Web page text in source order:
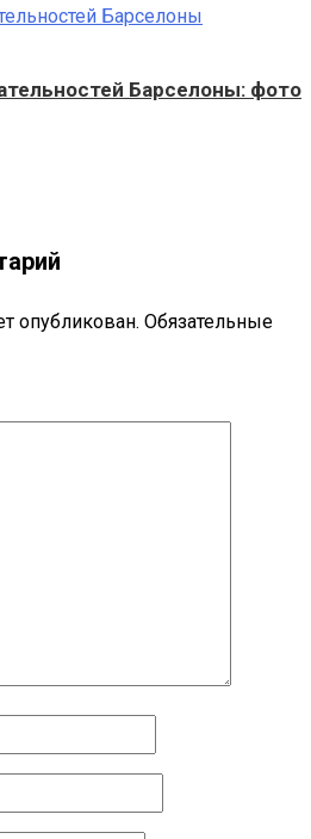
Барселоны: фото
опубликован. Обязательные